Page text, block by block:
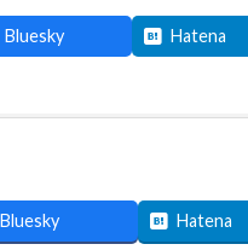
Bluesky Hatena
Bluesky Hatena